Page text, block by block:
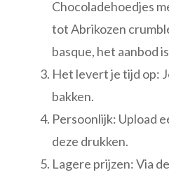
Chocoladehoedjes
tot Abrikozen
basque, het aanbod
Het levert je tijd op:
bakken.
Persoonlijk: Upload
deze drukken.
Lagere prijzen: Via